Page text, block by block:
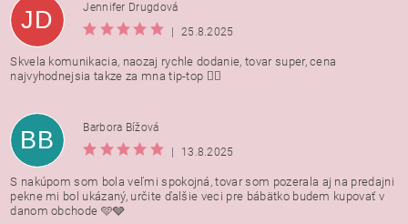
JD
Jennifer Drugdová
|
25.8.2025
Skvela komunikacia, naozaj rychle dodanie, tovar super, cena
najvyhodnejsia takze za mna tip-top 👍🏻
BB
Barbora Bížová
|
13.8.2025
S nakúpom som bola veľmi spokojná, tovar som pozerala aj na predajni
pekne mi bol ukázaný, určite ďalšie veci pre bábätko budem kupovať v
danom obchode 🩵🩶